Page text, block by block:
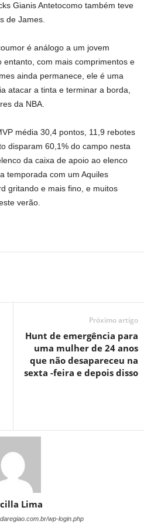
Gianis Antetocomo também teve
de James.
é análogo a um jovem
com mais comprimentos e
ainda permanece, ele é uma
atacar a tinta e terminar a borda,
da NBA.
média 30,4 pontos, 11,9 rebotes
disparam 60,1% do campo nesta
da caixa de apoio ao elenco
temporada com um Aquiles
gritando e mais fino, e muitos
verão.
Próximo artigo
Hunt de emergência para
uma mulher de 24 anos
que não desapareceu na
sexta -feira e depois disso
Lima
wp-login.php